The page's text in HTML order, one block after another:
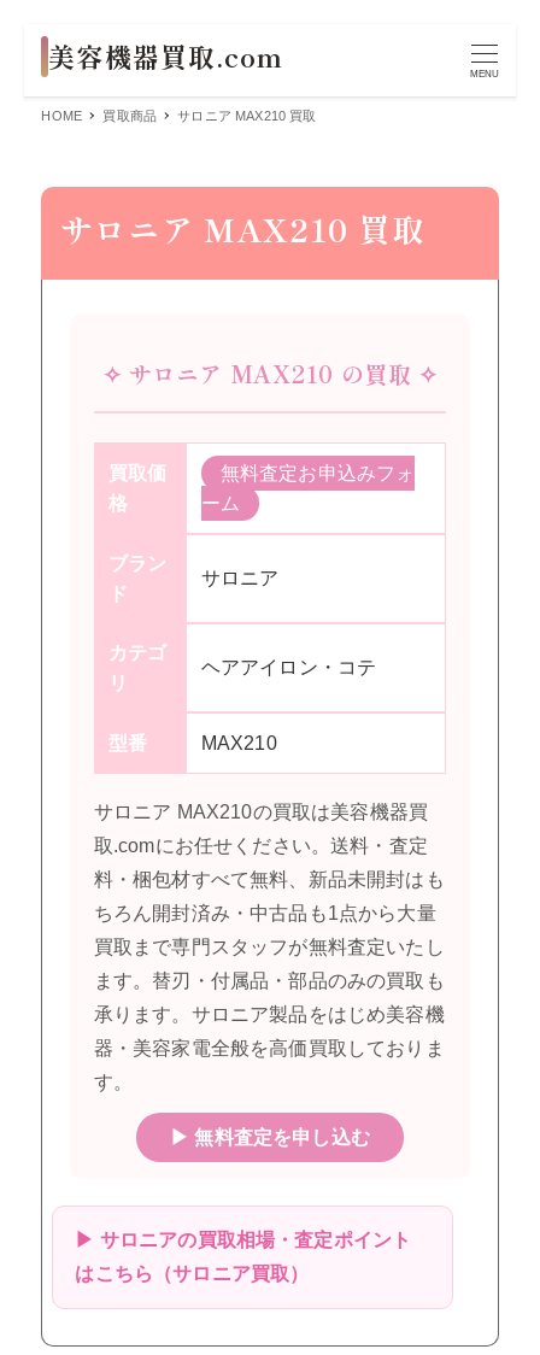
MENU
HOME 買取商品 サロニア MAX210 買取
サロニア MAX210 買取
✧ サロニア MAX210 の買取 ✧
買取価
格
無料査定お申込みフォ
ーム
ブラン
ド
サロニア
カテゴ
リ
ヘアアイロン・コテ
型番 MAX210
サロニア MAX210の買取は美容機器買
取.comにお任せください。送料・査定
料・梱包材すべて無料、新品未開封はも
ちろん開封済み・中古品も1点から大量
買取まで専門スタッフが無料査定いたし
ます。替刃・付属品・部品のみの買取も
承ります。サロニア製品をはじめ美容機
器・美容家電全般を高価買取しておりま
す。
▶ 無料査定を申し込む
▶ サロニアの買取相場・査定ポイント
はこちら（サロニア買取）